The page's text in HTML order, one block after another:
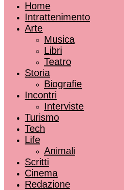
Home
Intrattenimento
Arte
Musica
Libri
Teatro
Storia
Biografie
Incontri
Interviste
Turismo
Tech
Life
Animali
Scritti
Cinema
Redazione